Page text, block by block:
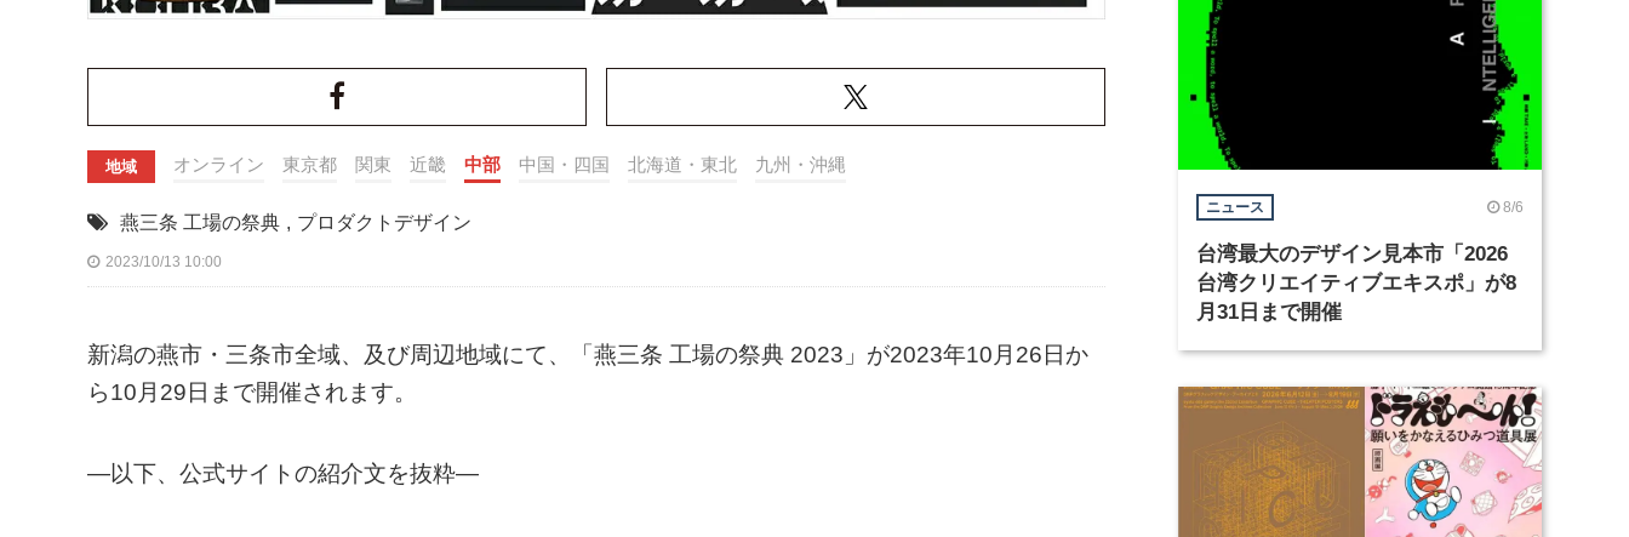
地域 オンライン 東京都 関東 近畿 中部 中国・四国 北海道・東北 九州・沖縄
燕三条 工場の祭典 , プロダクトデザイン
2023/10/13 10:00
新潟の燕市・三条市全域、及び周辺地域にて、「燕三条 工場の祭典 2023」が2023年10月26日か
ら10月29日まで開催されます。
—以下、公式サイトの紹介文を抜粋—
ニュース 8/6
台湾最大のデザイン見本市「2026
台湾クリエイティブエキスポ」が8
月31日まで開催